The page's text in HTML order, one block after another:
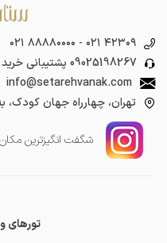
۰۲۱ ۸۸۸۸۰۰۰۰ - ۰۲۱ ۴۲۳۰۹
09025198267 پشتیبانی
info@setarehvanak.com
تهران، چهارراه جهان کودک،
شگفت انگیز‌ترین
تورهای